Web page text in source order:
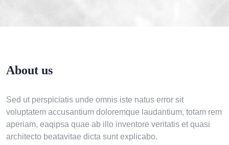
About us
Sed ut perspiciatis unde omnis iste natus error sit
voluptatem accusantium doloremque laudantium, totam rem
aperiam, eaqipsa quae ab illo inventore veritatis et quasi
architecto beatavitae dicta sunt explicabo.